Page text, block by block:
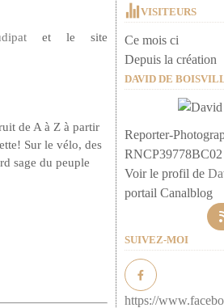
et le site
de A à Z à partir
Sur le vélo, des
sage du peuple
VISITEURS
Ce mois ci
Depuis la création
DAVID DE
Reporter-
RNCP39778BC02
Voir le profil de
portail Canalblog
SUIVEZ-MOI
https://